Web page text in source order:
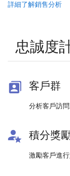
詳細了解銷售分析
忠誠度
客戶群
分析客戶訪
積分獎
激勵客戶進